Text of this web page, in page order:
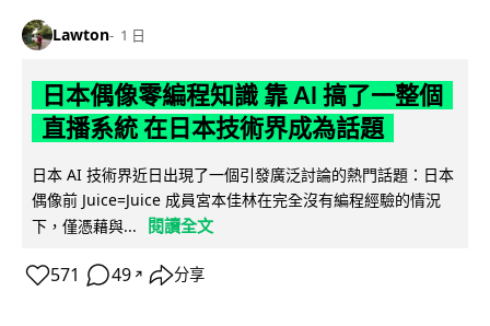
Lawton 1 日
日本偶像零編程知識 靠 AI 搞了一整個
直播系統 在日本技術界成為話題
日本 AI 技術界近日出現了一個引發廣泛討論的熱門話題：日本
偶像前 Juice=Juice 成員宮本佳林在完全沒有編程經驗的情況
下，僅憑藉與...
閱讀全文
571 49 ↗ 分享